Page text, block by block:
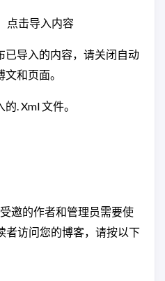
点击导入内容
已导入的内容，请关闭自动
和页面。
. Xml 文件。
邀的作者和管理员需要使
者访问您的博客，请按以下